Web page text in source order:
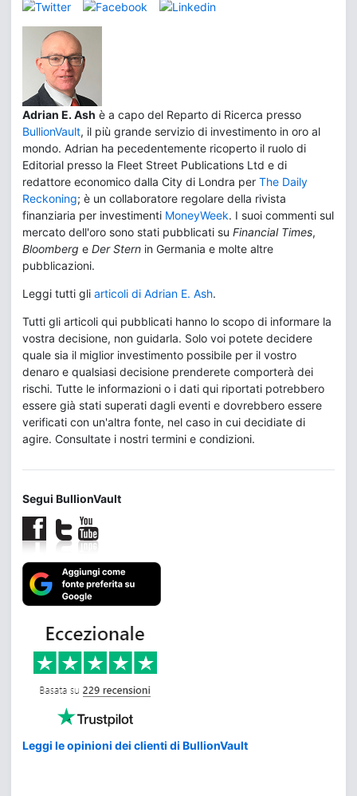
Adrian E. Ash è a capo del Reparto di Ricerca presso
BullionVault, il più grande servizio di investimento in oro al
mondo. Adrian ha pecedentemente ricoperto il ruolo di
Editorial presso la Fleet Street Publications Ltd e di
redattore economico dalla City di Londra per The Daily
Reckoning; è un collaboratore regolare della rivista
finanziaria per investimenti MoneyWeek. I suoi commenti sul
mercato dell'oro sono stati pubblicati su Financial Times,
Bloomberg e Der Stern in Germania e molte altre
pubblicazioni.
Leggi tutti gli articoli di Adrian E. Ash.
Tutti gli articoli qui pubblicati hanno lo scopo di informare la
vostra decisione, non guidarla. Solo voi potete decidere
quale sia il miglior investimento possibile per il vostro
denaro e qualsiasi decisione prenderete comporterà dei
rischi. Tutte le informazioni o i dati qui riportati potrebbero
essere già stati superati dagli eventi e dovrebbero essere
verificati con un'altra fonte, nel caso in cui decidiate di
agire. Consultate i nostri termini e condizioni.
Segui BullionVault
Leggi le opinioni dei clienti di BullionVault